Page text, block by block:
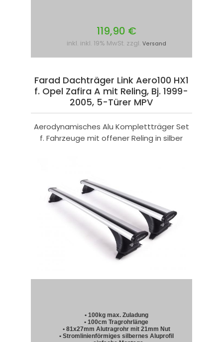
119,90 €
inkl. inkl. 19% MwSt. zzgl. Versand
Farad Dachträger Link Aero100 HX1
f. Opel Zafira A mit Reling, Bj. 1999-
2005, 5-Türer MPV
Aerodynamisches Alu Komplettträger Set
f. Fahrzeuge mit offener Reling in silber
• 100kg max. Zuladung
• 100cm Tragrohrlänge
• 81x27mm Alutragrohr mit 21mm Nut
• Stromlinienförmiges silbernes Aluprofil